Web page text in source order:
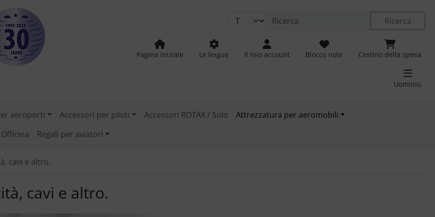
Ricerca
Pagina iniziale Le lingue Il mio account Blocco note Cestino della spesa
Uominiü
aeroporti Accessori per piloti Accessori ROTAX / Solo
Attrezzatura per aeromobili
Officina Regali per aviatori
cavi e altro.
cavi e altro.